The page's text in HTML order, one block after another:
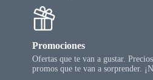
Promociones
Ofertas que te van a gustar.
promos que te van a sorprender.